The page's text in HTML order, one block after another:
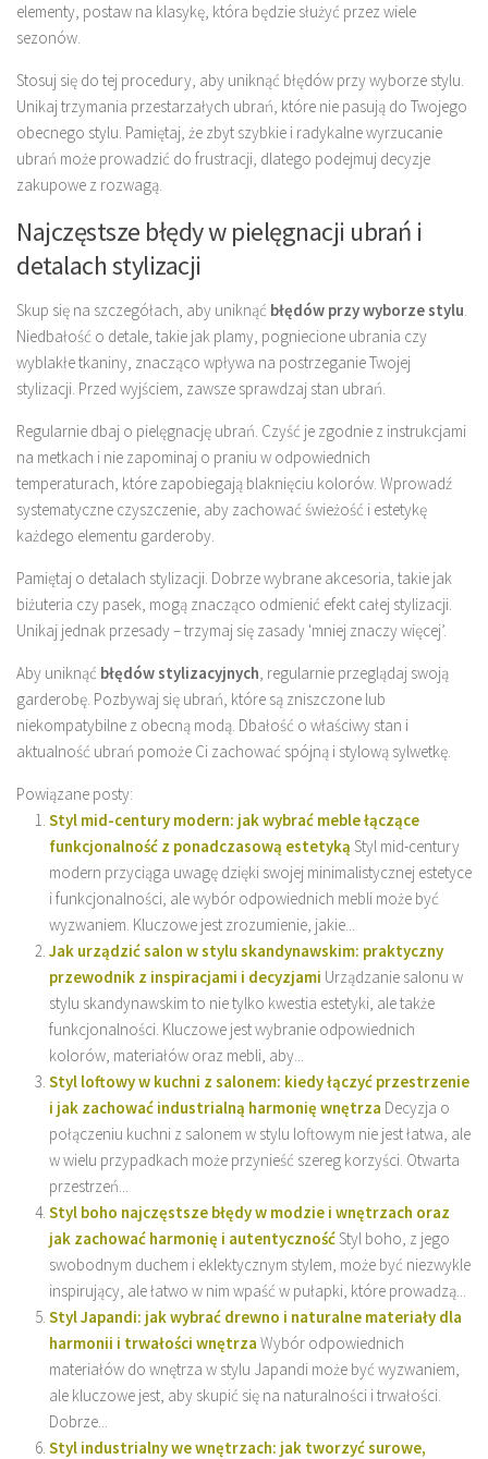
elementy, postaw na klasykę, która będzie służyć przez wiele
sezonów.
Stosuj się do tej procedury, aby uniknąć błędów przy wyborze stylu.
Unikaj trzymania przestarzałych ubrań, które nie pasują do Twojego
obecnego stylu. Pamiętaj, że zbyt szybkie i radykalne wyrzucanie
ubrań może prowadzić do frustracji, dlatego podejmuj decyzje
zakupowe z rozwagą.
Najczęstsze błędy w pielęgnacji ubrań i
detalach stylizacji
Skup się na szczegółach, aby uniknąć błędów przy wyborze stylu
Niedbałość o detale, takie jak plamy, pogniecione ubrania czy
wyblakłe tkaniny, znacząco wpływa na postrzeganie Twojej
stylizacji. Przed wyjściem, zawsze sprawdzaj stan ubrań.
Regularnie dbaj o pielęgnację ubrań. Czyść je zgodnie z instrukcjami
na metkach i nie zapominaj o praniu w odpowiednich
temperaturach, które zapobiegają blaknięciu kolorów. Wprowadź
systematyczne czyszczenie, aby zachować świeżość i estetykę
każdego elementu garderoby.
Pamiętaj o detalach stylizacji. Dobrze wybrane akcesoria, takie jak
biżuteria czy pasek, mogą znacząco odmienić efekt całej stylizacji.
Unikaj jednak przesady – trzymaj się zasady 'mniej znaczy więcej’.
Aby uniknąć błędów stylizacyjnych , regularnie przeglądaj swoją
garderobę. Pozbywaj się ubrań, które są zniszczone lub
niekompatybilne z obecną modą. Dbałość o właściwy stan i
aktualność ubrań pomoże Ci zachować spójną i stylową sylwetkę.
Powiązane posty:
Styl mid-century modern: jak wybrać meble łączące
funkcjonalność z ponadczasową estetyką Styl mid-century
modern przyciąga uwagę dzięki swojej minimalistycznej estetyce
i funkcjonalności, ale wybór odpowiednich mebli może być
wyzwaniem. Kluczowe jest zrozumienie, jakie...
Jak urządzić salon w stylu skandynawskim: praktyczny
przewodnik z inspiracjami i decyzjami Urządzanie salonu w
stylu skandynawskim to nie tylko kwestia estetyki, ale także
funkcjonalności. Kluczowe jest wybranie odpowiednich
kolorów, materiałów oraz mebli, aby...
Styl loftowy w kuchni z salonem: kiedy łączyć przestrzenie
i jak zachować industrialną harmonię wnętrza Decyzja o
połączeniu kuchni z salonem w stylu loftowym nie jest łatwa, ale
w wielu przypadkach może przynieść szereg korzyści. Otwarta
przestrzeń...
Styl boho najczęstsze błędy w modzie i wnętrzach oraz
jak zachować harmonię i autentycznośćStyl boho, z jego
swobodnym duchem i eklektycznym stylem, może być niezwykle
inspirujący, ale łatwo w nim wpaść w pułapki, które prowadzą...
Styl Japandi: jak wybrać drewno i naturalne materiały dla
harmonii i trwałości wnętrza Wybór odpowiednich
materiałów do wnętrza w stylu Japandi może być wyzwaniem,
ale kluczowe jest, aby skupić się na naturalności i trwałości.
Dobrze...
Styl industrialny we wnętrzach: jak tworzyć surowe,